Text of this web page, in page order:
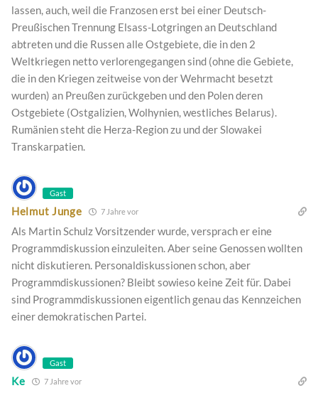
lassen, auch, weil die Franzosen erst bei einer Deutsch-
Preußischen Trennung Elsass-Lotgringen an Deutschland
abtreten und die Russen alle Ostgebiete, die in den 2
Weltkriegen netto verlorengegangen sind (ohne die Gebiete,
die in den Kriegen zeitweise von der Wehrmacht besetzt
wurden) an Preußen zurückgeben und den Polen deren
Ostgebiete (Ostgalizien, Wolhynien, westliches Belarus).
Rumänien steht die Herza-Region zu und der Slowakei
Transkarpatien.
Gast
Helmut Junge 7 Jahre vor
Als Martin Schulz Vorsitzender wurde, versprach er eine
Programmdiskussion einzuleiten. Aber seine Genossen wollten
nicht diskutieren. Personaldiskussionen schon, aber
Programmdiskussionen? Bleibt sowieso keine Zeit für. Dabei
sind Programmdiskussionen eigentlich genau das Kennzeichen
einer demokratischen Partei.
Gast
Ke 7 Jahre vor